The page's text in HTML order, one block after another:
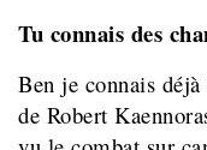
Tu connais des
Ben je connais
de Robert